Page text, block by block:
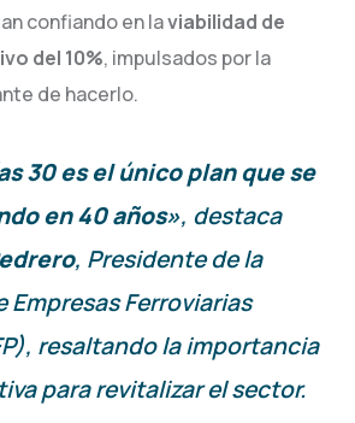
confiando en laviabilidad de
del 10%, impulsados por la
de hacerlo.
30 es el único plan que se
en 40 años», destaca
, Presidente de la
Ferroviarias
resaltando la importancia
para revitalizar el sector.